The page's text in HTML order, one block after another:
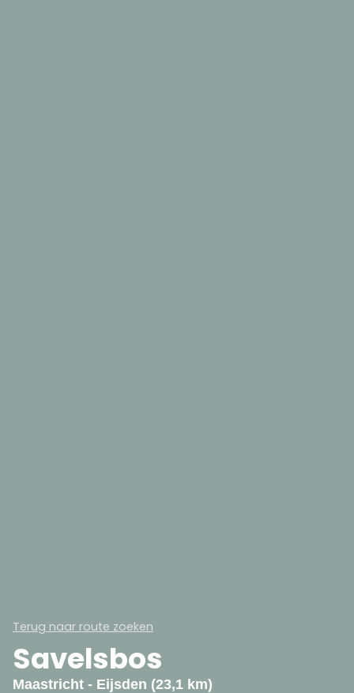
Terug naar route zoeken
Savelsbos
Maastricht - Eijsden (23,1 km)